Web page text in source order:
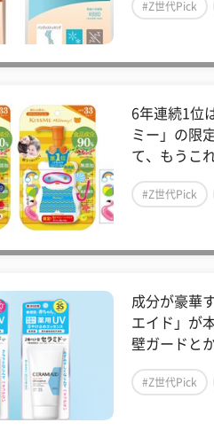
#Z世代Pick
6年連続1位
ミー」の限
て、もうこ
#Z世代Pick
成分が豪華
エイド」が
壁ガードと
#Z世代Pick